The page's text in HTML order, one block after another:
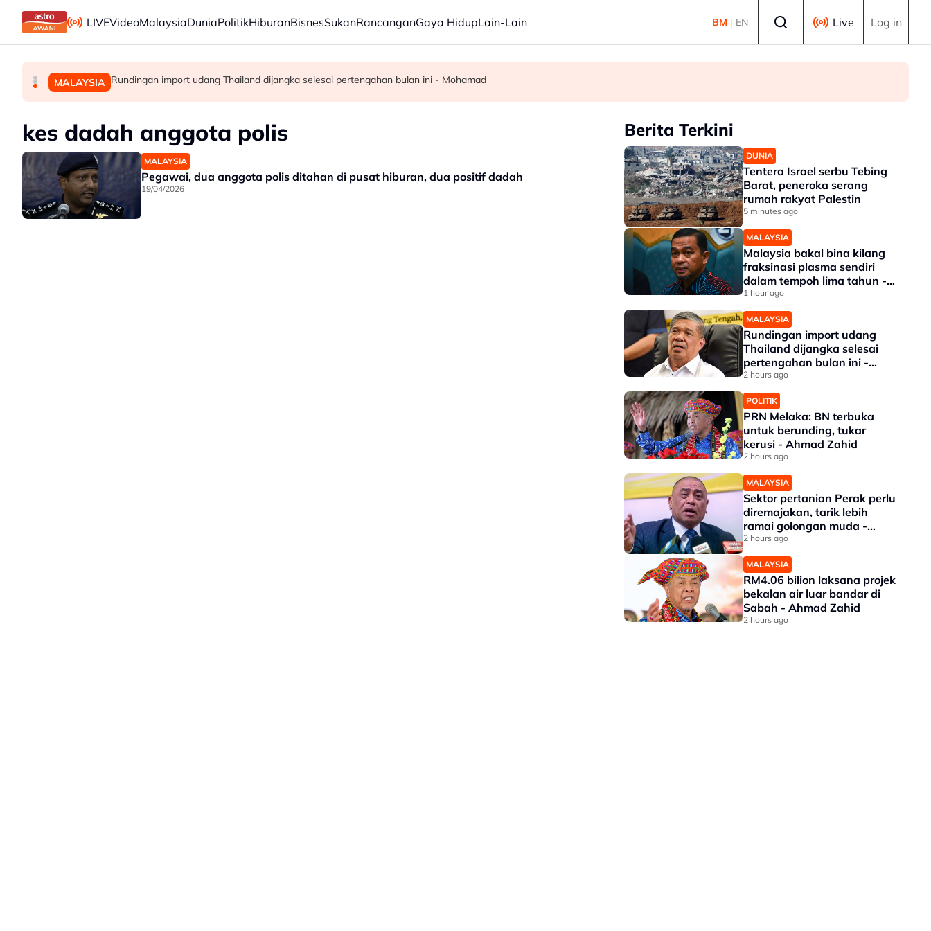
Skip to main content
LIVEVideoMalaysiaDuniaPolitikHiburanBisnesSukanRancanganGaya HidupLain-Lain BM | EN Live Log in
DUNIA Tentera Israel serbu Tebing Barat, peneroka serang rumah rakyat Palestin
MALAYSIA Malaysia bakal bina kilang fraksinasi plasma sendiri dalam tempoh lima tahun - KKM
MALAYSIA Rundingan import udang Thailand dijangka selesai pertengahan bulan ini - Mohamad
kes dadah anggota polis
MALAYSIA
Pegawai, dua anggota polis ditahan di pusat hiburan, dua positif dadah
19/04/2026
Berita Terkini
DUNIA
Tentera Israel serbu Tebing
Barat, peneroka serang
rumah rakyat Palestin
5 minutes ago
MALAYSIA
Malaysia bakal bina kilang
fraksinasi plasma sendiri
dalam tempoh lima tahun -
KKM
1 hour ago
MALAYSIA
Rundingan import udang
Thailand dijangka selesai
pertengahan bulan ini -
Mohamad
2 hours ago
POLITIK
PRN Melaka: BN terbuka
untuk berunding, tukar
kerusi - Ahmad Zahid
2 hours ago
MALAYSIA
Sektor pertanian Perak perlu
diremajakan, tarik lebih
ramai golongan muda -
Saarani
2 hours ago
MALAYSIA
RM4.06 bilion laksana projek
bekalan air luar bandar di
Sabah - Ahmad Zahid
2 hours ago